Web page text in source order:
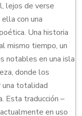
lejos de verse
con una
Una historia
mismo tiempo, un
notables en una isla
donde los
una totalidad
Esta traducción –
en uso